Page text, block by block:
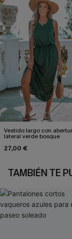
Vestido largo con
lateral verde bosque
27,00 €
TAMBIÉN TE